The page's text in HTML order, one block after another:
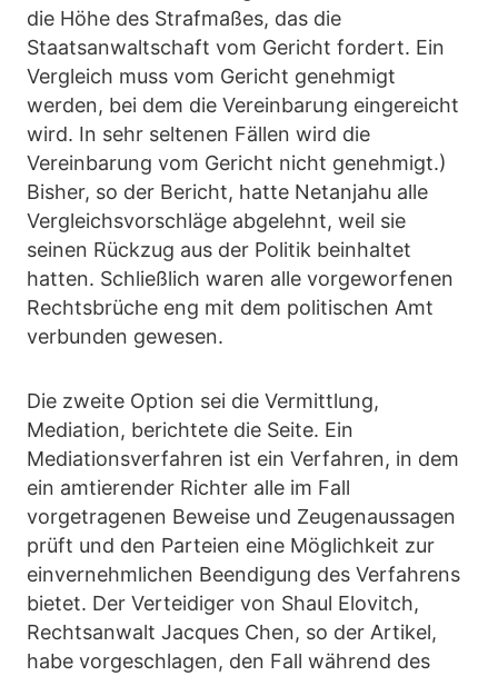
die Höhe des Strafmaßes, das die
Staatsanwaltschaft vom Gericht fordert. Ein
Vergleich muss vom Gericht genehmigt
werden, bei dem die Vereinbarung eingereicht
wird. In sehr seltenen Fällen wird die
Vereinbarung vom Gericht nicht genehmigt.)
Bisher, so der Bericht, hatte Netanjahu alle
Vergleichsvorschläge abgelehnt, weil sie
seinen Rückzug aus der Politik beinhaltet
hatten. Schließlich waren alle vorgeworfenen
Rechtsbrüche eng mit dem politischen Amt
verbunden gewesen.
Die zweite Option sei die Vermittlung,
Mediation, berichtete die Seite. Ein
Mediationsverfahren ist ein Verfahren, in dem
ein amtierender Richter alle im Fall
vorgetragenen Beweise und Zeugenaussagen
prüft und den Parteien eine Möglichkeit zur
einvernehmlichen Beendigung des Verfahrens
bietet. Der Verteidiger von Shaul Elovitch,
Rechtsanwalt Jacques Chen, so der Artikel,
habe vorgeschlagen, den Fall während des